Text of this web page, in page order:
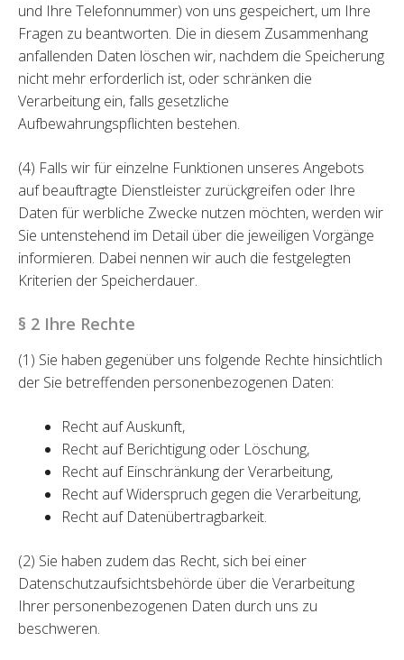
und Ihre Telefonnummer) von uns gespeichert, um Ihre
Fragen zu beantworten. Die in diesem Zusammenhang
anfallenden Daten löschen wir, nachdem die Speicherung
nicht mehr erforderlich ist, oder schränken die
Verarbeitung ein, falls gesetzliche
Aufbewahrungspflichten bestehen.
(4) Falls wir für einzelne Funktionen unseres Angebots
auf beauftragte Dienstleister zurückgreifen oder Ihre
Daten für werbliche Zwecke nutzen möchten, werden wir
Sie untenstehend im Detail über die jeweiligen Vorgänge
informieren. Dabei nennen wir auch die festgelegten
Kriterien der Speicherdauer.
§ 2 Ihre Rechte
(1) Sie haben gegenüber uns folgende Rechte hinsichtlich
der Sie betreffenden personenbezogenen Daten:
Recht auf Auskunft,
Recht auf Berichtigung oder Löschung,
Recht auf Einschränkung der Verarbeitung,
Recht auf Widerspruch gegen die Verarbeitung,
Recht auf Datenübertragbarkeit.
(2) Sie haben zudem das Recht, sich bei einer
Datenschutzaufsichtsbehörde über die Verarbeitung
Ihrer personenbezogenen Daten durch uns zu
beschweren.